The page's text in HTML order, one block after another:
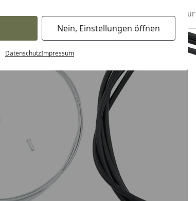
Nein, Einstellungen öffnen
DatenschutzImpressum
& Fahrradbedarf Fahrradteile Bremsen